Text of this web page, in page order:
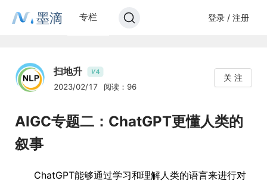
墨滴 专栏 登录 / 注册
扫地升 V4
2023/02/17 阅读：96
关 注
AIGC专题二：ChatGPT更懂人类的
叙事
ChatGPT能够通过学习和理解人类的语言来进行对